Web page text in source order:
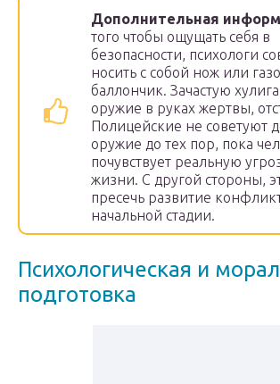
Дополнительная
того чтобы ощущать себя в
безопасности, психологи
носить с собой нож или
баллончик. Зачастую
оружие в руках жертвы,
Полицейские не советуют
оружие до тех пор, пока
почувствует реальную
жизни. С другой стороны,
пресечь развитие
начальной стадии.
Психологическая и
подготовка